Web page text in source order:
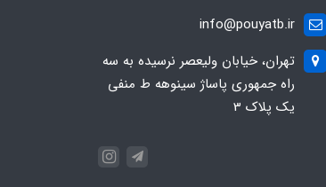
info@pouyatb.ir
تهران، خیابان ولیعصر نرسیده به سه
راه جمهوری پاساژ سینوهه ط منفی
یک پلاک 3